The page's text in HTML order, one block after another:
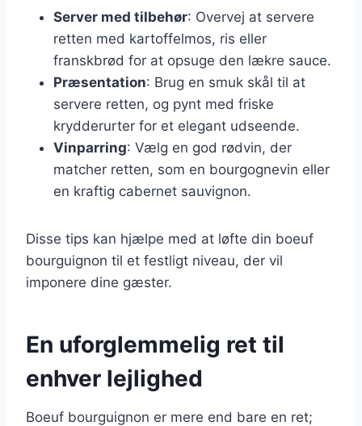
Server med tilbehør: Overvej at servere
retten med kartoffelmos, ris eller
franskbrød for at opsuge den lækre sauce.
Præsentation: Brug en smuk skål til at
servere retten, og pynt med friske
krydderurter for et elegant udseende.
Vinparring: Vælg en god rødvin, der
matcher retten, som en bourgognevin eller
en kraftig cabernet sauvignon.
Disse tips kan hjælpe med at løfte din boeuf
bourguignon til et festligt niveau, der vil
imponere dine gæster.
En uforglemmelig ret til
enhver lejlighed
Boeuf bourguignon er mere end bare en ret;